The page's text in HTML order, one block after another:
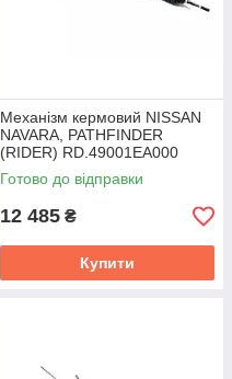
Механізм кермовий NISSAN
NAVARA, PATHFINDER
(RIDER) RD.49001EA000
Готово до відправки
12 485 ₴
Купити